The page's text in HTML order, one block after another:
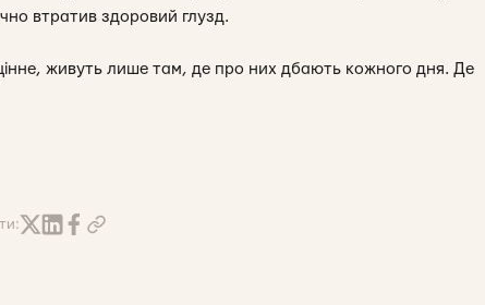
втратив здоровий глузд.
цінне, живуть лише там, де про них дбають кожного дня. Де